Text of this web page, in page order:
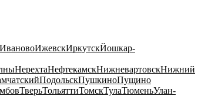
ИвановоИжевскИркутскЙошкар-
НерехтаНефтекамскНижневартовскНижний
ПодольскПушкиноПущино
ТверьТольяттиТомскТулаТюменьУлан-